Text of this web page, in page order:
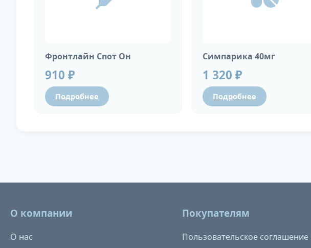
Фронтлайн Спот Он
910 ₽
Подробнее
Симпарика 40мг
1 320 ₽
Подробнее
О компании
О нас
Покупателям
Пользовательское соглашение